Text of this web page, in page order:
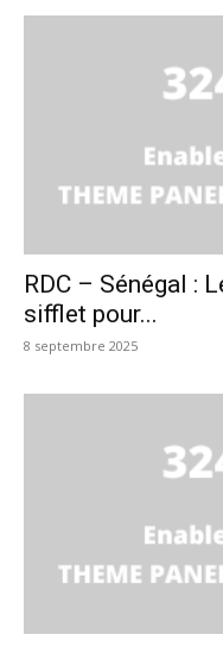
RDC – Sénégal :
sifflet pour...
8 septembre 2025